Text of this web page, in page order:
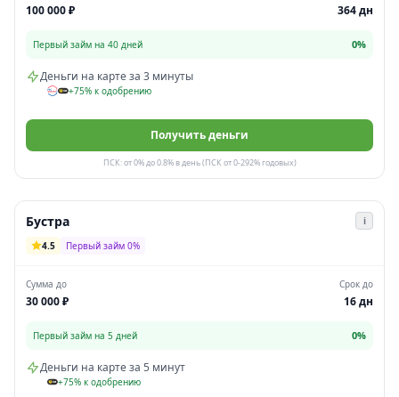
100 000 ₽ 364 дн
Первый займ на 40 дней 0%
Деньги на карте за 3 минуты
+75% к одобрению
Получить деньги
ПСК: от 0% до 0.8% в день (ПСК от 0-292% годовых)
Бустра
i
4.5
Первый займ 0%
Сумма до
30 000 ₽
Срок до
16 дн
Первый займ на 5 дней 0%
Деньги на карте за 5 минут
+75% к одобрению